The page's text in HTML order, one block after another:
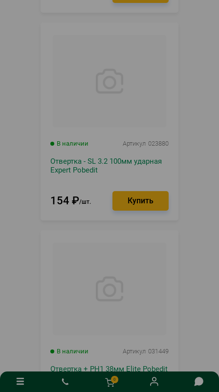
В наличии Артикул 023880
Отвертка - SL 3.2 100мм ударная
Expert Pobedit
154 ₽ шт.
В наличии Артикул 031449
Отвертка + PH1 38мм Elite Pobedit